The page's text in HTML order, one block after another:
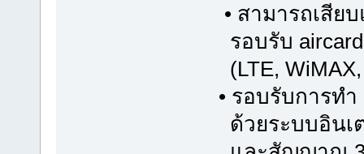
• สามารถเสี
รอบรับ
(LTE,
• รอบรับการทำ
ด้วยระบบอินเ